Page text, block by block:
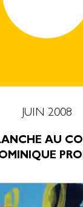
JUIN 2008
AU